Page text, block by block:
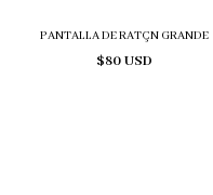
PANTALLA DE RATÇN GRANDE
$80 USD